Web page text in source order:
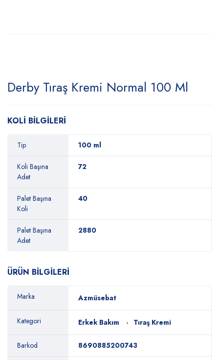
Derby Tıraş Kremi Normal 100 Ml
KOLİ BİLGİLERİ
Tip 100 ml
Koli Başına
Adet
72
Palet Başına
Koli
40
Palet Başına
Adet
2880
ÜRÜN BİLGİLERİ
Marka Azmüsebat
Kategori Erkek Bakım Tıraş Kremi
Barkod 8690885200743